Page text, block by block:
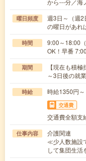
から---分／海
曜日頻度
週3日～（週2
の曜日があれ
時間
9:00～18:00
OK！早番
期間
【現在も積
～3日後の就
時給 時給1350円
交通費
交通費全額支
仕事内容
介護関連
≪少人数施設
して集団生